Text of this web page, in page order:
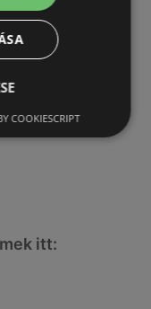
itt:
COOKIESCRIPT